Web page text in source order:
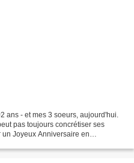
ans - et mes 3 soeurs, aujourd'hui.
pas toujours concrétiser ses
Joyeux Anniversaire en